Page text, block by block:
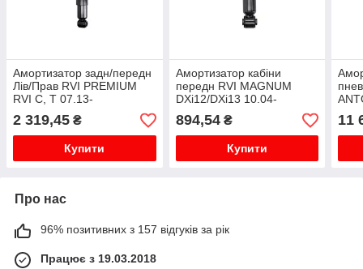
Амортизатор задн/передн
Лів/Прав RVI PREMIUM
RVI C, T 07.13-
2 319,45 ₴
Купити
Амортизатор кабіни
передн RVI MAGNUM
DXi12/DXi13 10.04-
894,54₴
Купити
11
Про нас
96% позитивних з 157 відгуків за рік
Працює з 19.03.2018